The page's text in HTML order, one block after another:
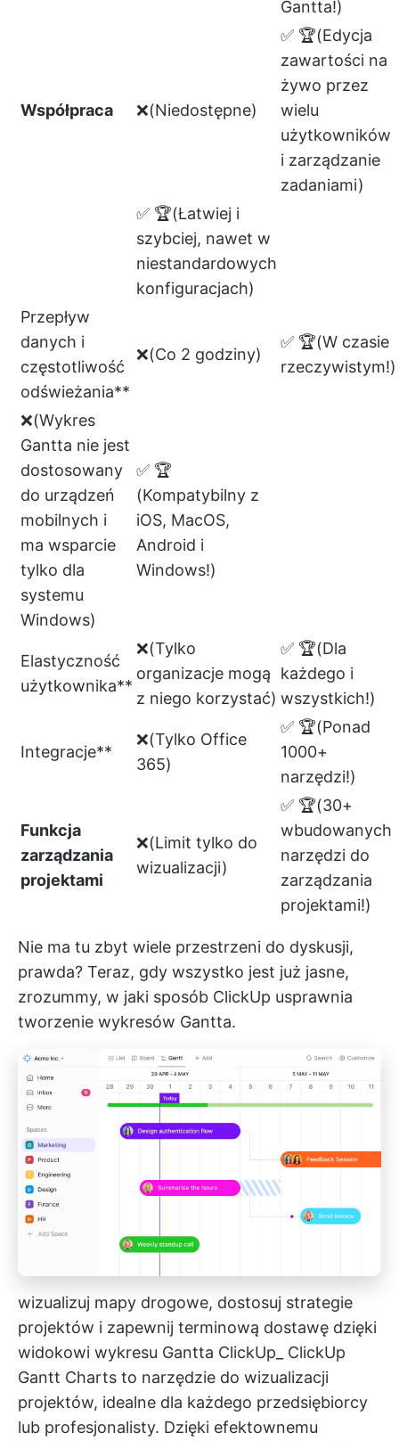
Gantta!)
Współpraca ❌(Niedostępne)
✅ 🏆(Edycja
zawartości na
żywo przez
wielu
użytkowników
i zarządzanie
zadaniami)
✅ 🏆(Łatwiej i
szybciej, nawet w
niestandardowych
konfiguracjach)
Przepływ
danych i
częstotliwość
odświeżania**
❌(Co 2 godziny)
✅ 🏆(W czasie
rzeczywistym!)
❌(Wykres
Gantta nie jest
dostosowany
do urządzeń
mobilnych i
ma wsparcie
tylko dla
systemu
Windows)
✅ 🏆
(Kompatybilny z
iOS, MacOS,
Android i
Windows!)
Elastyczność
użytkownika**
❌(Tylko
organizacje mogą
z niego korzystać)
✅ 🏆(Dla
każdego i
wszystkich!)
Integracje**
❌(Tylko Office
365)
✅ 🏆(Ponad
1000+
narzędzi!)
Funkcja
zarządzania
projektami
❌(Limit tylko do
wizualizacji)
✅ 🏆(30+
wbudowanych
narzędzi do
zarządzania
projektami!)
Nie ma tu zbyt wiele przestrzeni do dyskusji,
prawda? Teraz, gdy wszystko jest już jasne,
zrozummy, w jaki sposób ClickUp usprawnia
tworzenie wykresów Gantta.
wizualizuj mapy drogowe, dostosuj strategie
projektów i zapewnij terminową dostawę dzięki
widokowi wykresu Gantta ClickUp_ ClickUp
Gantt Charts to narzędzie do wizualizacji
projektów, idealne dla każdego przedsiębiorcy
lub profesjonalisty. Dzięki efektownemu